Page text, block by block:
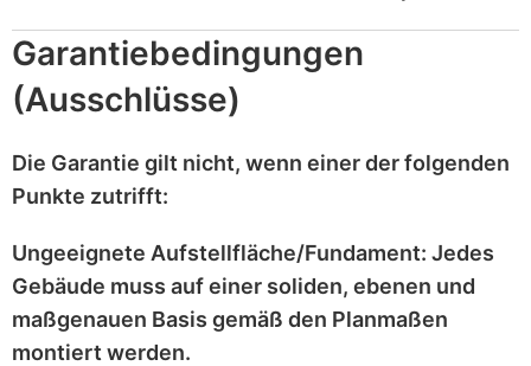
Garantiebedingungen
(Ausschlüsse)
Die Garantie gilt nicht, wenn einer der folgenden
Punkte zutrifft:
Ungeeignete Aufstellfläche/Fundament: Jedes
Gebäude muss auf einer soliden, ebenen und
maßgenauen Basis gemäß den Planmaßen
montiert werden.